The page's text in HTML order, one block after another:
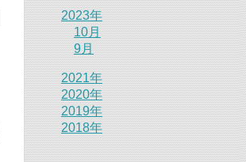
2023年
10月
9月
2021年
2020年
2019年
2018年